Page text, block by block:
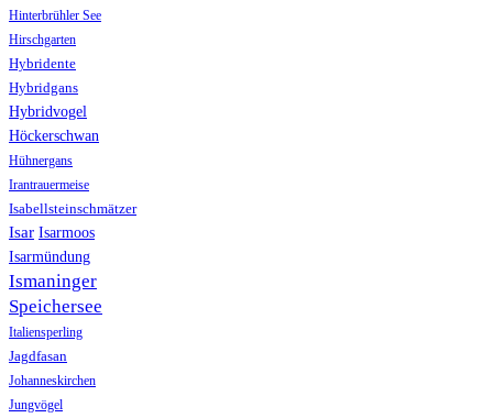
Hinterbrühler See
Hirschgarten
Hybridente
Hybridgans
Hybridvogel
Höckerschwan
Hühnergans
Irantrauermeise
Isabellsteinschmätzer
Isar Isarmoos
Isarmündung
Ismaninger
Speichersee
Italiensperling
Jagdfasan
Johanneskirchen
Jungvögel